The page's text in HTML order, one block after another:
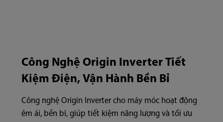
Công Nghệ Origin Inverter Tiết
Kiệm Điện, Vận Hành Bền Bỉ
Công nghệ Origin Inverter cho máy móc hoạt động
êm ái, bền bỉ, giúp tiết kiệm năng lượng và tối ưu